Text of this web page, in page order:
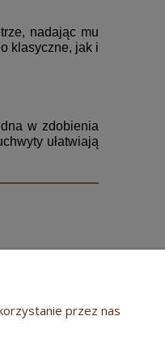
nadając mu
klasyczne, jak i
w zdobienia
ułatwiają
przez nas